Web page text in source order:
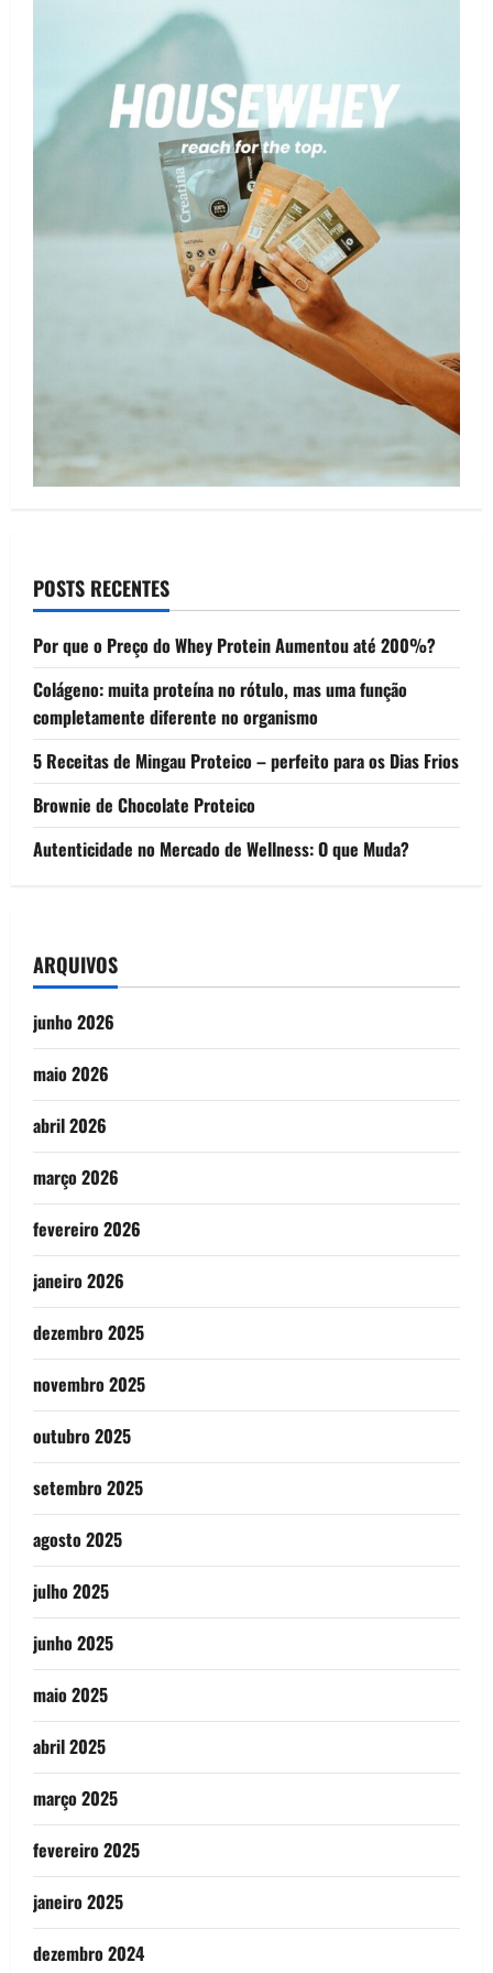
POSTS RECENTES
Por que o Preço do Whey Protein Aumentou até 200%?
Colágeno: muita proteína no rótulo, mas uma função
completamente diferente no organismo
5 Receitas de Mingau Proteico – perfeito para os Dias Frios
Brownie de Chocolate Proteico
Autenticidade no Mercado de Wellness: O que Muda?
ARQUIVOS
junho 2026
maio 2026
abril 2026
março 2026
fevereiro 2026
janeiro 2026
dezembro 2025
novembro 2025
outubro 2025
setembro 2025
agosto 2025
julho 2025
junho 2025
maio 2025
abril 2025
março 2025
fevereiro 2025
janeiro 2025
dezembro 2024